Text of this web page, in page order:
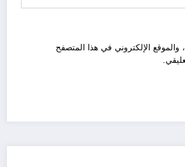
الإلكتروني في هذا المتصفح